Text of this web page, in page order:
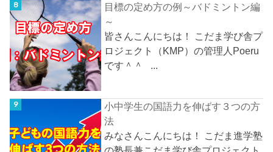
目標の定め方の例～バドミントン編
～
皆さんこんにちは！ こだま学び舎プ
ロジェクト（KMP）の管理人Poeru
です＾＾ ...
小中学生の国語力を伸ばす３つの方
法
みなさんこんにちは！ こだま進学塾